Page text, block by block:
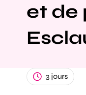
et de
3 jours